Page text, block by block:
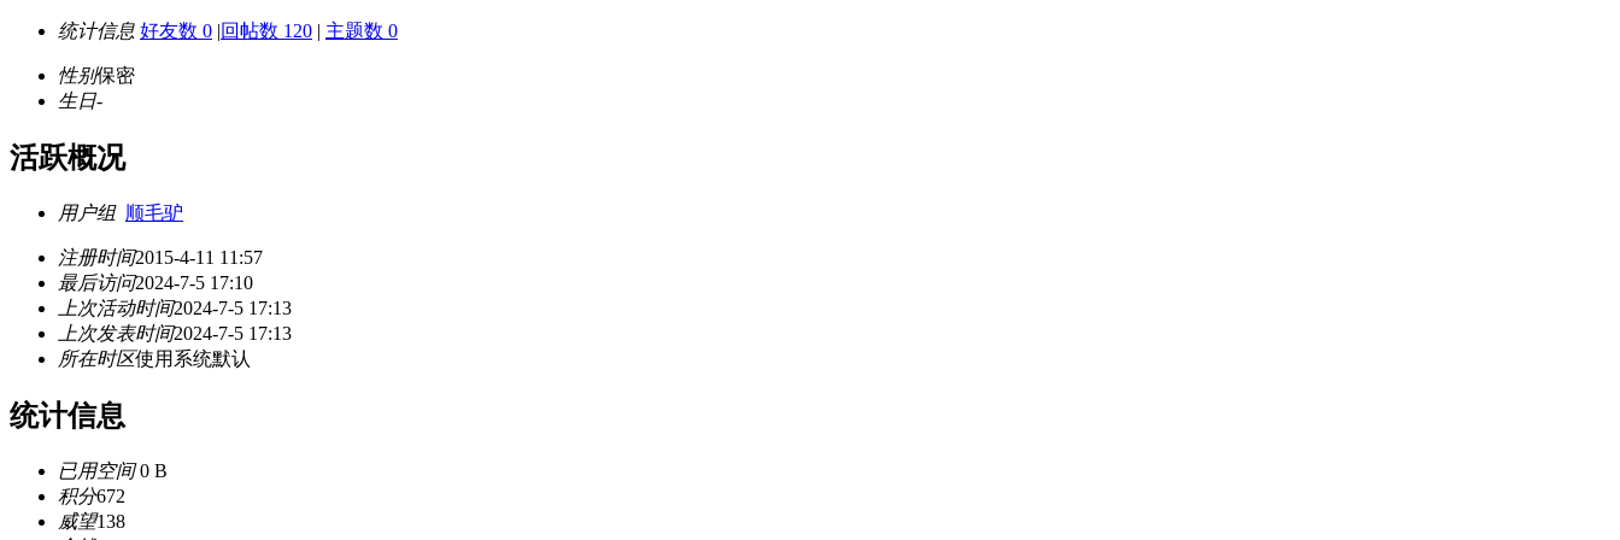
统计信息 好友数 0 |回帖数 120 | 主题数 0
性别保密
生日-
活跃概况
用户组 顺毛驴
注册时间2015-4-11 11:57
最后访问2024-7-5 17:10
上次活动时间2024-7-5 17:13
上次发表时间2024-7-5 17:13
所在时区使用系统默认
统计信息
已用空间0 B
积分672
威望138